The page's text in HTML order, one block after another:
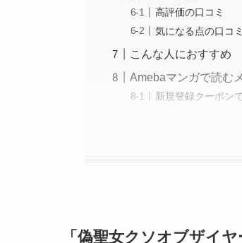
高評価の口コミ
気になる点の口コミ
こんな人におすすめ
Amebaマンガで読む
新規登録クーポン
「偽聖女クソオブザイ